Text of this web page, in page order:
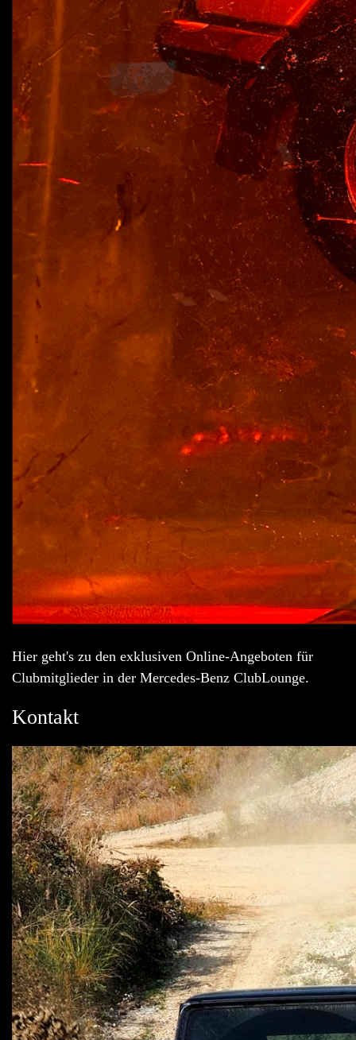
Hier geht's zu den exklusiven Online-Angeboten für
Clubmitglieder in der Mercedes-Benz ClubLounge.
Kontakt